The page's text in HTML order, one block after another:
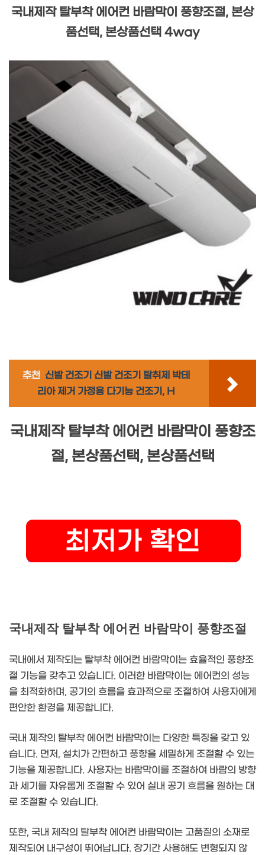
국내제작 탈부착 에어컨 바람막이 풍향조절, 본상
품선택, 본상품선택 4way
추천 신발 건조기 신발 건조기 탈취제 박테
리아 제거 가정용 다기능 건조기, H
국내제작 탈부착 에어컨 바람막이 풍향조
절, 본상품선택, 본상품선택
국내제작 탈부착 에어컨 바람막이 풍향조절
국내에서 제작되는 탈부착 에어컨 바람막이는 효율적인 풍향조
절 기능을 갖추고 있습니다. 이러한 바람막이는 에어컨의 성능
을 최적화하며, 공기의 흐름을 효과적으로 조절하여 사용자에게
편안한 환경을 제공합니다.
국내 제작의 탈부착 에어컨 바람막이는 다양한 특징을 갖고 있
습니다. 먼저, 설치가 간편하고 풍향을 세밀하게 조절할 수 있는
기능을 제공합니다. 사용자는 바람막이를 조절하여 바람의 방향
과 세기를 자유롭게 조절할 수 있어 실내 공기 흐름을 원하는 대
로 조절할 수 있습니다.
또한, 국내 제작의 탈부착 에어컨 바람막이는 고품질의 소재로
제작되어 내구성이 뛰어납니다. 장기간 사용해도 변형되지 않